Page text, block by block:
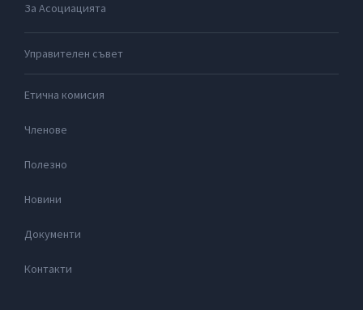
За Асоциацията
Управителен съвет
Етична комисия
Членове
Полезно
Новини
Документи
Контакти